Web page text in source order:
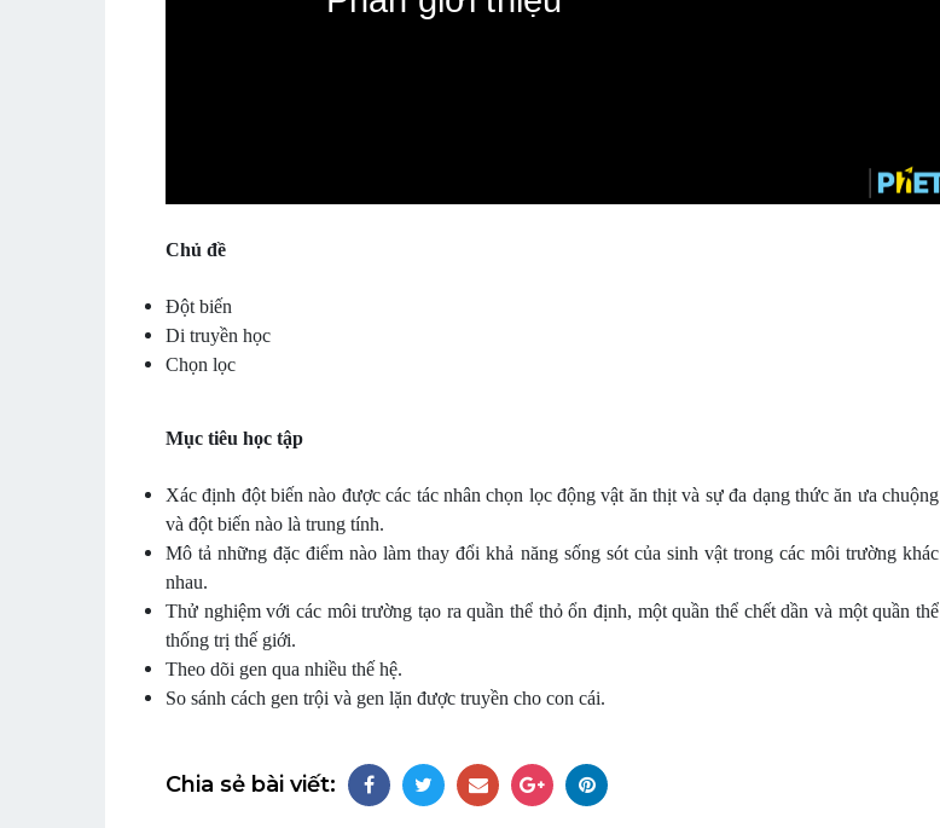
Chủ đề
Đột biến
Di truyền học
Chọn lọc
Mục tiêu học tập
Xác định đột biến nào được các tác nhân chọn lọc động vật ăn thịt và sự đa dạng thức ăn ưa chuộng
và đột biến nào là trung tính.
Mô tả những đặc điểm nào làm thay đổi khả năng sống sót của sinh vật trong các môi trường khác
nhau.
Thử nghiệm với các môi trường tạo ra quần thể thỏ ổn định, một quần thể chết dần và một quần thể
thống trị thế giới.
Theo dõi gen qua nhiều thế hệ.
So sánh cách gen trội và gen lặn được truyền cho con cái.
Chia sẻ bài viết: